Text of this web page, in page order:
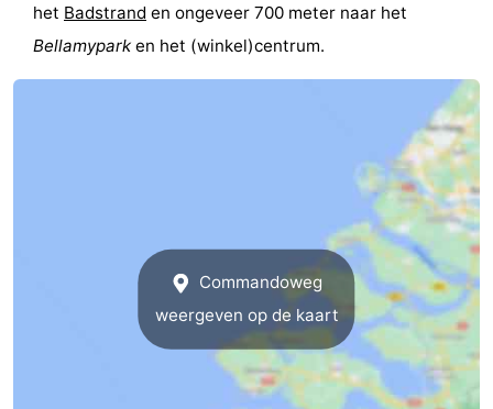
het Badstrand en ongeveer 700 meter naar het
Bellamypark en het (winkel)centrum.
Commandoweg
weergeven op de kaart